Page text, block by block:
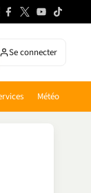
Se connecter
Météo